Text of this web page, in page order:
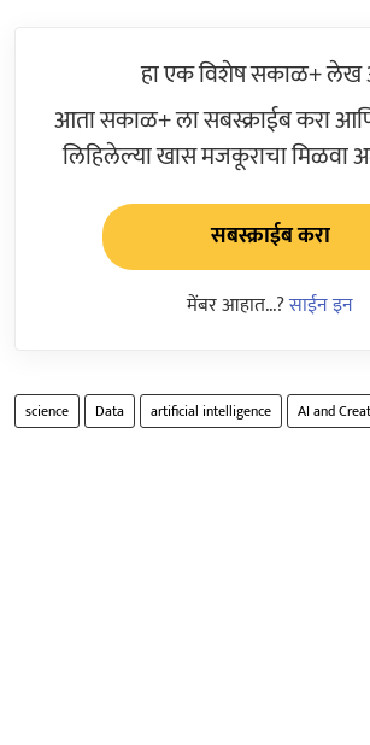
हा एक विशेष सकाळ+
आता सकाळ+ ला सबस्क्राईब करा
लिहिलेल्या खास मजकूराचा मिळवा
सबस्क्राईब करा
मेंबर आहात...?साईन इन
science Data artificial intelligence AI and